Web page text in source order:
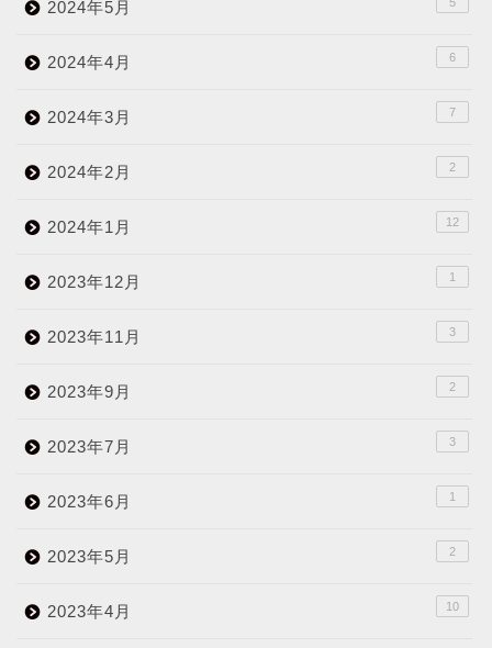
2024年5月
2024年4月 6
2024年3月 7
2024年2月 2
2024年1月 12
2023年12月 1
2023年11月 3
2023年9月 2
2023年7月 3
2023年6月 1
2023年5月 2
2023年4月 10